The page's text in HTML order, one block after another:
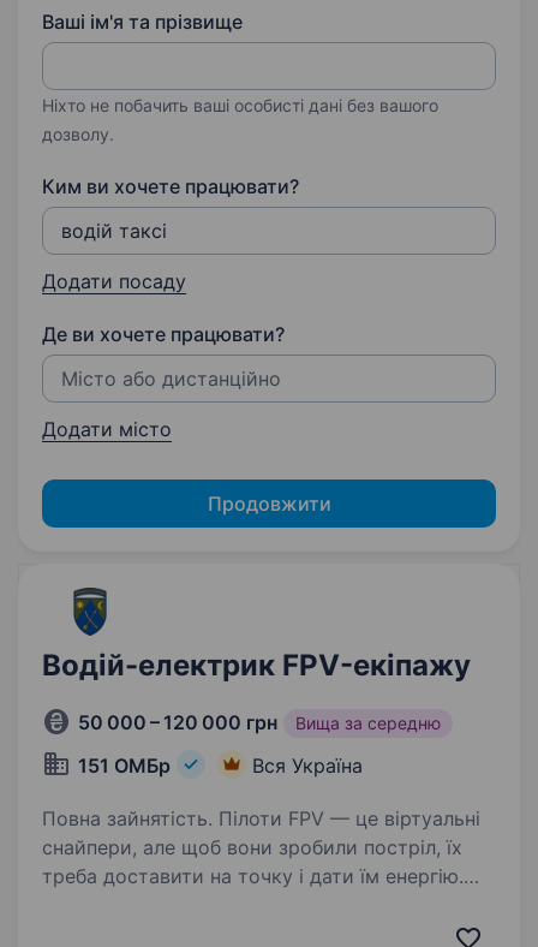
Ваші ім'я та прізвище
Ніхто не побачить ваші особисті дані без вашого
дозволу.
Ким ви хочете працювати?
Додати посаду
Де ви хочете працювати?
Додати місто
Продовжити
Водій-електрик FPV-екіпажу
50 000 – 120 000 грн Вища за середню
151 ОМБр Вся Україна
Повна зайнятість. Пілоти FPV — це віртуальні
снайпери, але щоб вони зробили постріл, їх
треба доставити на точку і дати їм енергію.
наших екіпажів. Людину, яка впевнено тримає